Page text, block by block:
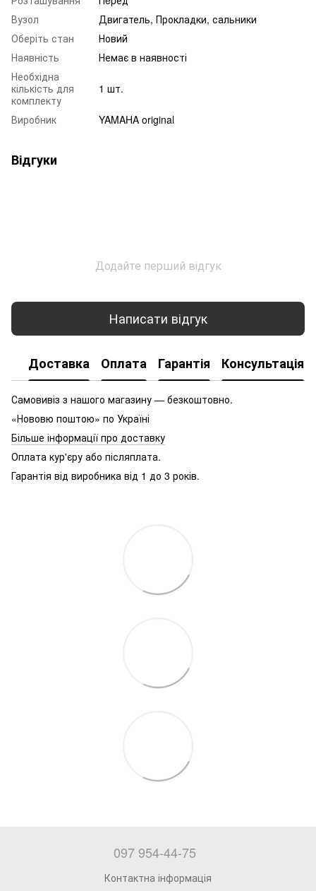
Вузол
Двигатель, Прокладки, сальники
Оберіть стан
Новий
Наявність
Немає в наявності
Необхідна
кількість для
комплекту
1 шт.
Виробник YAMAHA original
Відгуки
Додайте перший відгук
Написати відгук
Доставка Оплата Гарантія Консультація
Самовивіз з нашого магазину — безкоштовно.
«Нововю поштою» по Україні
Більше інформації про доставку
Оплата кур'єру або післяплата.
Гарантія від виробника від 1 до 3 років.
097 954-44-75
Контактна інформація